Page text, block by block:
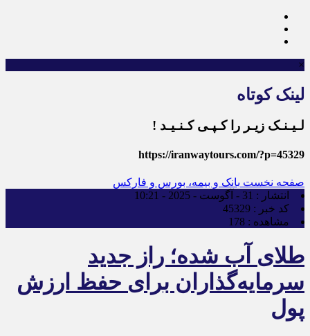
×
لینک کوتاه
لـیـنـک زیـر را کـپـی کـنـیـد !
https://iranwaytours.com/?p=45329
صفحه نخست بانک و بیمه، بورس و فارکس
انتشار : 31 - آگوست - 2025 - 10:21
کد خبر : 45329
مشاهده : 178
طلای آب شده؛ راز جدید
سرمایه‌گذاران برای حفظ ارزش
پول